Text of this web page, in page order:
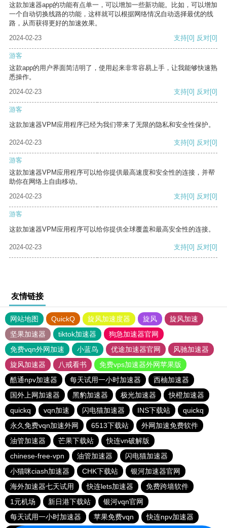
这款加速器app的功能有点单一，可以增加一些新功能。比如，可以增加
一个自动切换线路的功能，这样就可以根据网络情况自动选择最优的线
路，从而获得更好的加速效果。
2024-02-23
支持[0] 反对[0]
游客
这款app的用户界面简洁明了，使用起来非常容易上手，让我能够快速熟
悉操作。
2024-02-23
支持[0] 反对[0]
游客
这款加速器VPM应用程序已经为我们带来了无限的隐私和安全性保护。
2024-02-23 支持[0] 反对[0]
游客
这款加速器VPM应用程序可以给你提供最高速度和安全性的连接，并帮
助你在网络上自由移动。
2024-02-23
支持[0] 反对[0]
游客
这款加速器VPM应用程序可以给你提供全球覆盖和最高安全性的连接。
2024-02-23 支持[0] 反对[0]
友情链接
网站地图 QuickQ 旋风加速度器 旋风
旋风加速
坚果加速器
tiktok加速器
狗急加速器官网
免费vqn外网加速
小蓝鸟 优途加速器官网
风驰加速器
旋风加速器
八戒看书
免费vps加速器外网苹果版
酷通npv加速器
每天试用一小时加速器
西柚加速器
国外上网加速器
黑豹加速器 极光加速器
快橙加速器
quickq
vqn加速 闪电猫加速器 INS下载站
quickq
永久免费vqn加速外网
6513下载站
外网加速免费软件
油管加速器
芒果下载站
快连vn破解版
chinese-free-vpn
油管加速器
闪电猫加速器
小猫咪ciash加速器
CHK下载站
银河加速器官网
海外加速器七天试用
快连lets加速器
免费跨墙软件
1元机场
新日港下载站
银河vqn官网
每天试用一小时加速器
苹果免费vqn 快连npv加速器